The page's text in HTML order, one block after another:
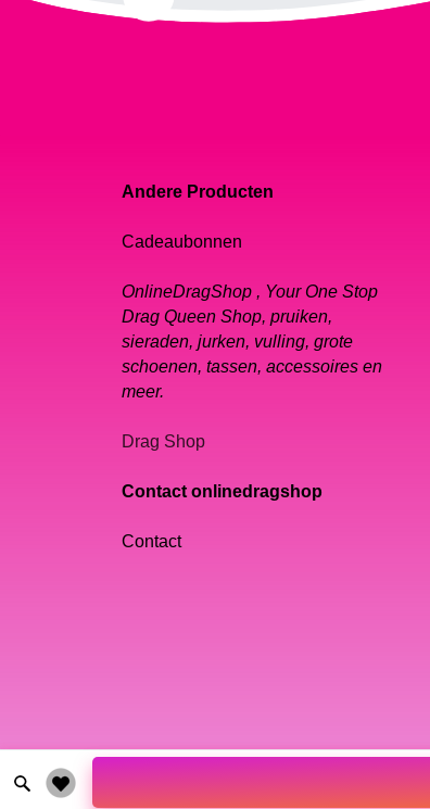
Andere Producten
Cadeaubonnen
OnlineDragShop , Your One Stop
Drag Queen Shop, pruiken,
sieraden, jurken, vulling, grote
schoenen, tassen, accessoires en
meer.
Drag Shop
Contact onlinedragshop
Contact